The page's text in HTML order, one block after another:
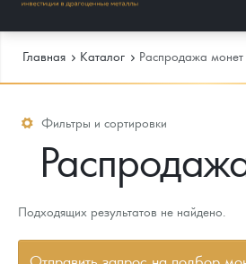
Каталог
Каталог Монет
Монеты Россия и СССР
Памятные и старинные монеты
Инфо
Подлинность монет
Услуги
Главная Каталог Распродажа монет
Фильтры и сортировки
Подходящих результатов не найдено.